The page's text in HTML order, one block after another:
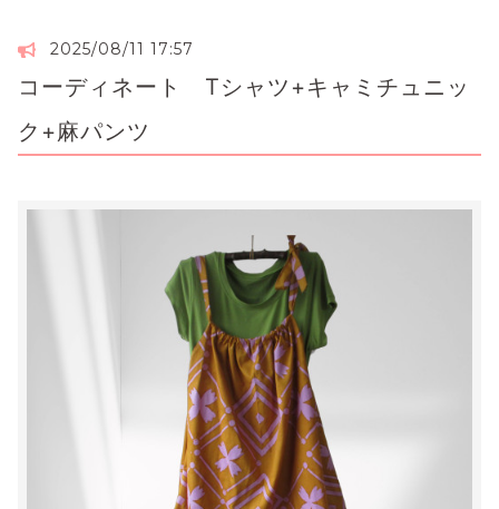
2025/08/11 17:57
コーディネート Tシャツ+キャミチュニッ
ク+麻パンツ